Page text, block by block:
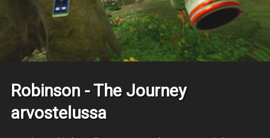
Robinson - The Journey
arvostelussa